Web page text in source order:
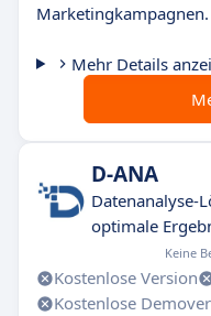
Marketingkampagnen.
Mehr Details
D-ANA
Datenanalyse-
optimale
Keine
Kostenlose Version
Kostenlose